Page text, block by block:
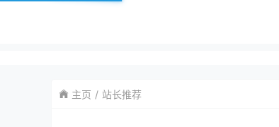
主页 站长推荐